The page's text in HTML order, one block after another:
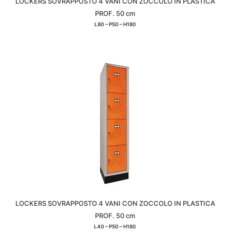
PROF. 50 cm
L80 – P50 – H180
LOCKERS SOVRAPPOSTO 4 VANI CON ZOCCOLO IN PLASTICA
PROF. 50 cm
L40 – P50 – H180